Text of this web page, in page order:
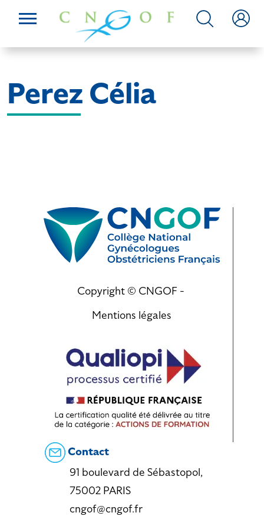
Perez Célia
Copyright © CNGOF -
Mentions légales
Contact
91 boulevard de Sébastopol,
75002 PARIS
cngof@cngof.fr